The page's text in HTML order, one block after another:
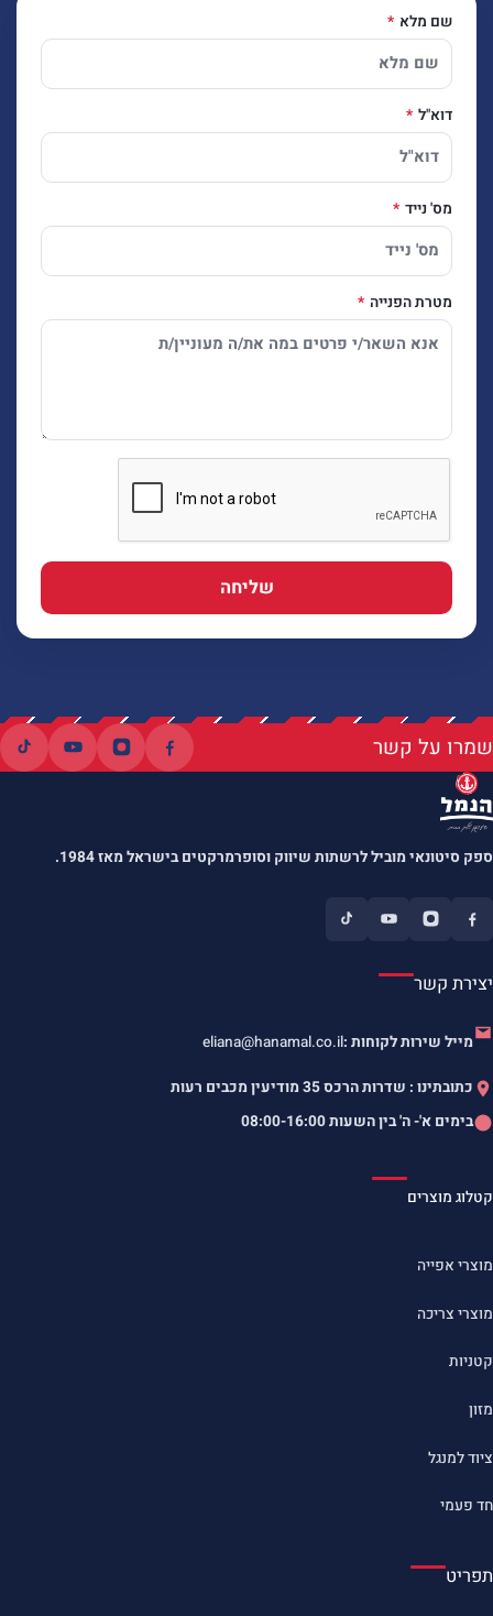
שם מלא
דוא"ל
מס' נייד
מטרת הפנייה
שליחה
שמרו על קשר
ספק סיטונאי מוביל לרשתות שיווק וסופרמרקטים בישראל מאז 1984.
יצירת קשר
מייל שירות לקוחות :eliana@hanamal.co.il
כתובתינו : שדרות הרכס 35 מודיעין מכבים רעות
בימים א'- ה' בין השעות08:00-16:00
קטלוג מוצרים
מוצרי אפייה
מוצרי צריכה
קטניות
מזון
ציוד למנגל
חד פעמי
תפריט